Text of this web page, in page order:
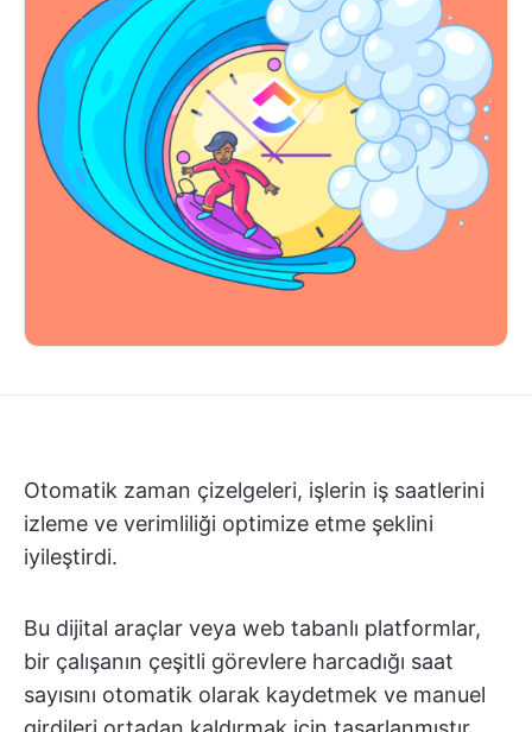
Otomatik zaman çizelgeleri, işlerin iş saatlerini
izleme ve verimliliği optimize etme şeklini
iyileştirdi.
Bu dijital araçlar veya web tabanlı platformlar,
bir çalışanın çeşitli görevlere harcadığı saat
sayısını otomatik olarak kaydetmek ve manuel